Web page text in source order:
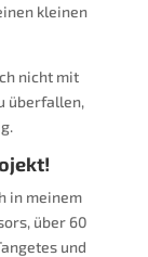
kleinen
nicht mit
überfallen,
in meinem
über 60
und